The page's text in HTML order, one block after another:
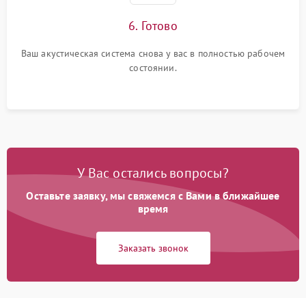
6. Готово
Ваш акустическая система снова у вас в полностью рабочем
состоянии.
У Вас остались вопросы?
Оставьте заявку, мы свяжемся с Вами в ближайшее
время
Заказать звонок